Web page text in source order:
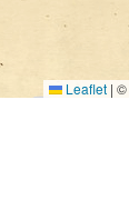
Leaflet | ©